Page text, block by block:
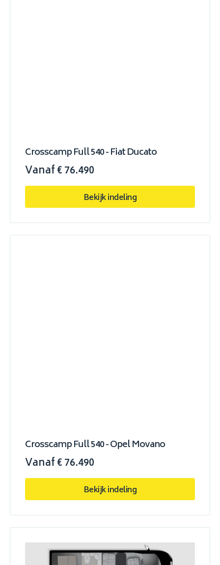
Crosscamp Full 540 - Fiat Ducato
Vanaf € 76.490
Bekijk indeling
Crosscamp Full 540 - Opel Movano
Vanaf € 76.490
Bekijk indeling